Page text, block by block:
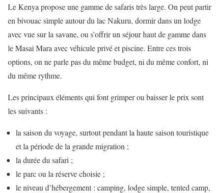
Le Kenya propose une gamme de safaris très large. On peut partir
en bivouac simple autour du lac Nakuru, dormir dans un lodge
avec vue sur la savane, ou s’offrir un séjour haut de gamme dans
le Masai Mara avec véhicule privé et piscine. Entre ces trois
options, on ne parle pas du même budget, ni du même confort, ni
du même rythme.
Les principaux éléments qui font grimper ou baisser le prix sont
les suivants :
la saison du voyage, surtout pendant la haute saison touristique
et la période de la grande migration ;
la durée du safari ;
le parc ou la réserve choisie ;
le niveau d’hébergement : camping, lodge simple, tented camp,